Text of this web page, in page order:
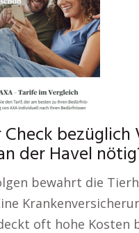
der Havel
bewahrt die
oft hohe Kosten